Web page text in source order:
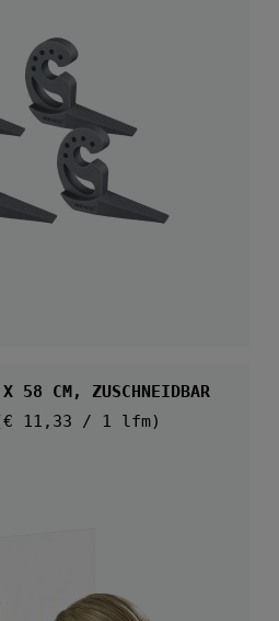
150 X 58 CM, ZUSCHNEIDBAR
11,33 / 1 lfm)